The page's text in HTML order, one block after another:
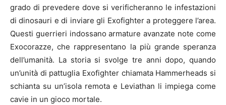
grado di prevedere dove si verificheranno le infestazioni
di dinosauri e di inviare gli Exofighter a proteggere l’area.
Questi guerrieri indossano armature avanzate note come
Exocorazze, che rappresentano la più grande speranza
dell’umanità. La storia si svolge tre anni dopo, quando
un’unità di pattuglia Exofighter chiamata Hammerheads si
schianta su un’isola remota e Leviathan li impiega come
cavie in un gioco mortale.